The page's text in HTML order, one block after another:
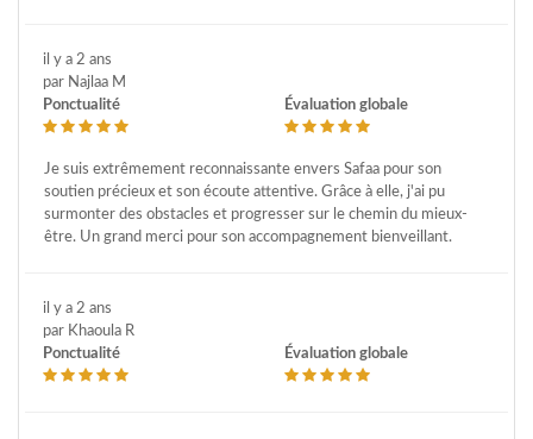
il y a 2 ans
par Najlaa M
Ponctualité
Évaluation globale
Je suis extrêmement reconnaissante envers Safaa pour son
soutien précieux et son écoute attentive. Grâce à elle, j'ai pu
surmonter des obstacles et progresser sur le chemin du mieux-
être. Un grand merci pour son accompagnement bienveillant.
il y a 2 ans
par Khaoula R
Ponctualité
Évaluation globale